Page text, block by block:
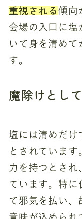
重視される傾向
会場の入口に塩
いて身を清めて
す。
魔除けとし
塩には清めだけ
とされていま
力を持つとされ
ています。特に
て邪気を払い、